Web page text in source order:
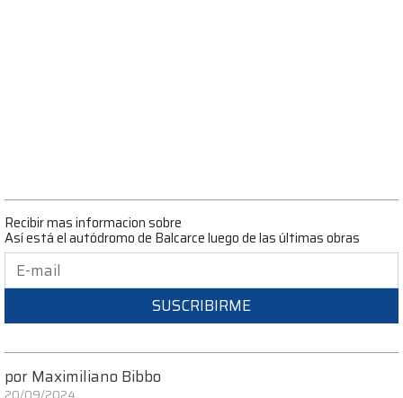
Recibir mas informacion sobre
Así está el autódromo de Balcarce luego de las últimas obras
SUSCRIBIRME
por Maximiliano Bibbo